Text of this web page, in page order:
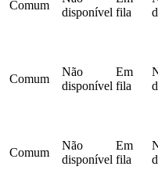
Comum
disponível fila
Comum
Não
disponível
Em
fila
Comum
Não
disponível
Em
fila